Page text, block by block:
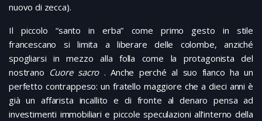
nuovo di zecca).
Il piccolo “santo in erba” come primo gesto in stile
francescano si limita a liberare delle colombe, anziché
spogliarsi in mezzo alla folla come la protagonista del
nostrano Cuore sacro. Anche perché al suo fianco ha un
perfetto contrappeso: un fratello maggiore che a dieci anni è
già un affarista incallito e di fronte al denaro pensa ad
investimenti immobiliari e piccole speculazioni all’interno della